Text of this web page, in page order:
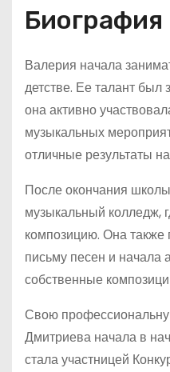
Биография
Валерия начала
детстве. Ее талант
она активно
музыкальных
отличные результаты
После окончания
музыкальный колледж,
композицию. Она также
письму песен и начала
собственные
Свою
Дмитриева начала в
стала участницей